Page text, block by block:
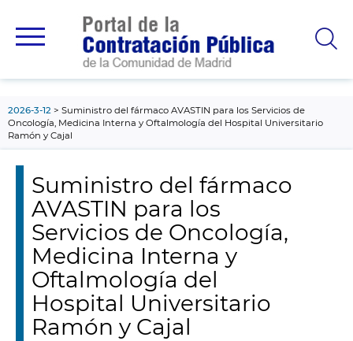
principal
2026-3-12
Suministro del fármaco AVASTIN para los Servicios de
Oncología, Medicina Interna y Oftalmología del Hospital Universitario
Ramón y Cajal
Suministro del fármaco
AVASTIN para los
Servicios de Oncología,
Medicina Interna y
Oftalmología del
Hospital Universitario
Ramón y Cajal